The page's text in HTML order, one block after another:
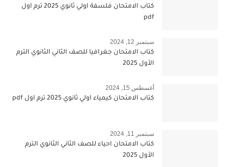
كتاب الامتحان فلسفة اولي ثانوي 2025 ترم اول
pdf
سبتمبر 12, 2024
كتاب الامتحان جغرافيا للصف الثاني الثانوي الترم
الأول 2025
أغسطس 15, 2024
كتاب الامتحان كيمياء اولي ثانوي 2025 ترم اول pdf
سبتمبر 11, 2024
كتاب الامتحان احياء للصف الثاني الثانوي الترم
الأول 2025